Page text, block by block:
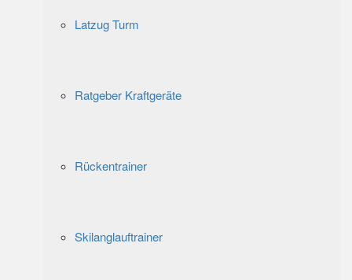
Latzug Turm
Ratgeber Kraftgeräte
Rückentrainer
Skilanglauftrainer